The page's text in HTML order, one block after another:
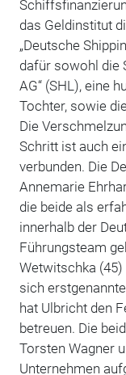
das Geldinstitut
„Deutsche
dafür sowohl die
AG“ (SHL), eine
Tochter, sowie
Die
Schritt ist auch
verbunden. Die
Annemarie
die beide als
innerhalb der
Führungsteam
Wetwitschka (45)
sich
hat Ulbricht den
betreuen. Die
Torsten Wagner
Unternehmen